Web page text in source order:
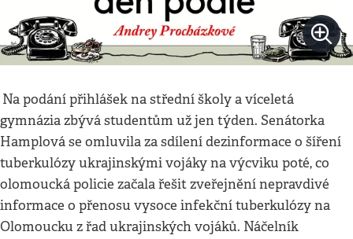
Na podání přihlášek na střední školy a víceletá
gymnázia zbývá studentům už jen týden. Senátorka
Hamplová se omluvila za sdílení dezinformace o šíření
tuberkulózy ukrajinskými vojáky na výcviku poté, co
olomoucká policie začala řešit zveřejnění nepravdivé
informace o přenosu vysoce infekční tuberkulózy na
Olomoucku z řad ukrajinských vojáků. Náčelník